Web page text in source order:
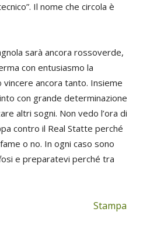
Il nome che circola è
sarà ancora rossoverde,
con entusiasmo la
ancora tanto. Insieme
con grande determinazione
altri sogni. Non vedo l’ora di
contro il Real Statte perché
o no. In ogni caso sono
e preparatevi perché tra
Stampa